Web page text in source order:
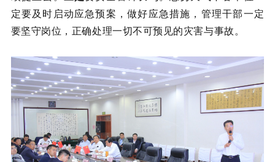
定要及时启动应急预案，做好应急措施，管理干部一定
要坚守岗位，正确处理一切不可预见的灾害与事故。